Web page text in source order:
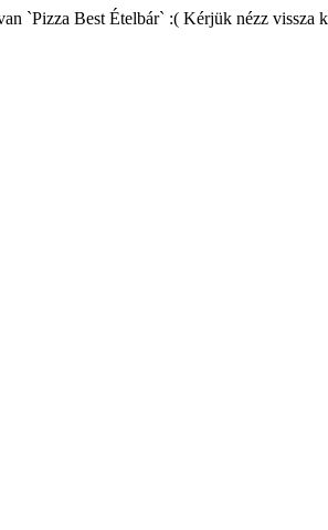
`Pizza Best Ételbár` :( Kérjük nézz vissza